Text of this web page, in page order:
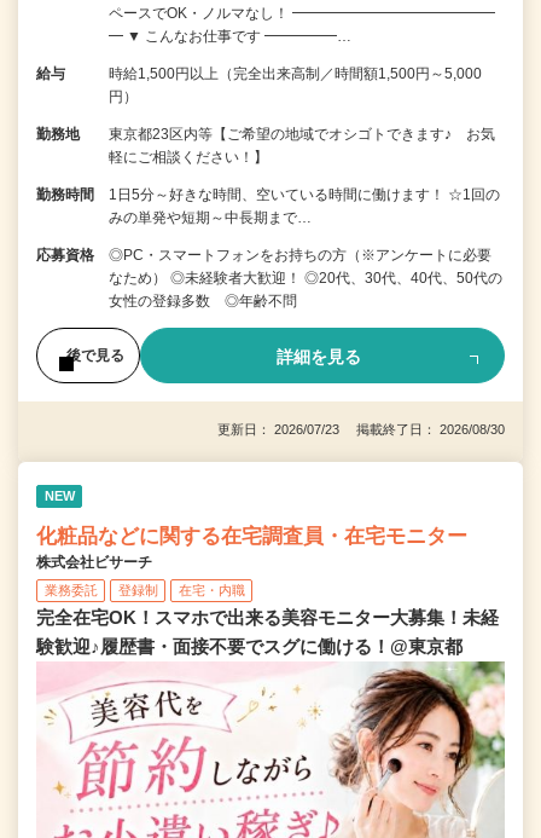
ペースでOK・ノルマなし！ ━━━━━━━━━━━━━━
━ ▼ こんなお仕事です ━━━━━…
給与
時給1,500円以上（完全出来高制／時間額1,500円～5,000
円）
勤務地
東京都23区内等【ご希望の地域でオシゴトできます♪ お気
軽にご相談ください！】
勤務時間
1日5分～好きな時間、空いている時間に働けます！ ☆1回の
みの単発や短期～中長期まで…
応募資格
◎PC・スマートフォンをお持ちの方（※アンケートに必要
なため） ◎未経験者大歓迎！ ◎20代、30代、40代、50代の
女性の登録多数 ◎年齢不問
後で見る 詳細を見る
更新日： 2026/07/23 掲載終了日： 2026/08/30
NEW
化粧品などに関する在宅調査員・在宅モニター
株式会社ビサーチ
業務委託 登録制 在宅・内職
完全在宅OK！スマホで出来る美容モニター大募集！未経
験歓迎♪履歴書・面接不要でスグに働ける！@東京都